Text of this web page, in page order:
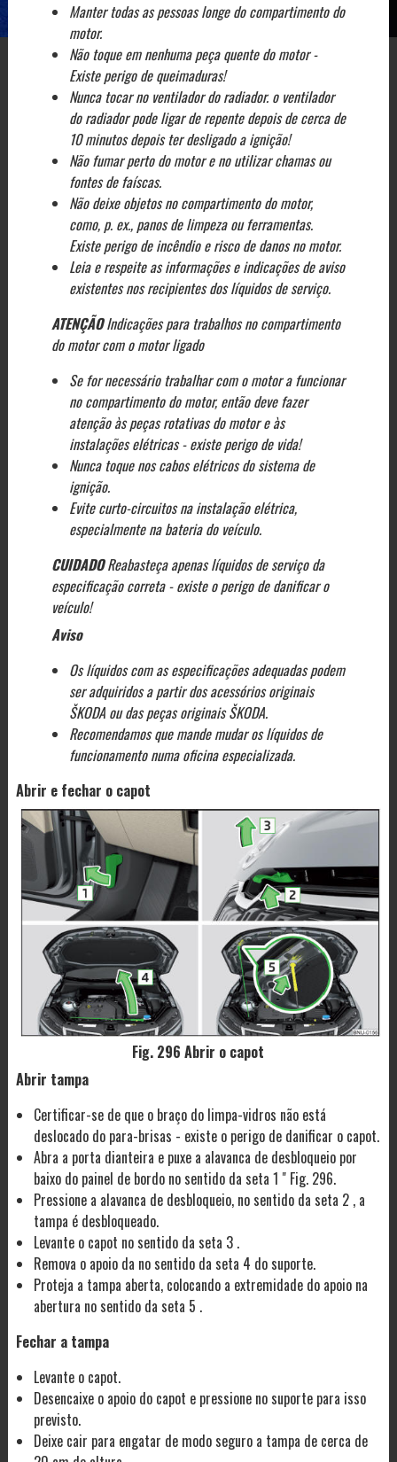
Manter todas as pessoas longe do compartimento do
motor.
Não toque em nenhuma peça quente do motor -
Existe perigo de queimaduras!
Nunca tocar no ventilador do radiador. o ventilador
do radiador pode ligar de repente depois de cerca de
10 minutos depois ter desligado a ignição!
Não fumar perto do motor e no utilizar chamas ou
fontes de faíscas.
Não deixe objetos no compartimento do motor,
como, p. ex., panos de limpeza ou ferramentas.
Existe perigo de incêndio e risco de danos no motor.
Leia e respeite as informações e indicações de aviso
existentes nos recipientes dos líquidos de serviço.
ATENÇÃOIndicações para trabalhos no compartimento
do motor com o motor ligado
Se for necessário trabalhar com o motor a funcionar
no compartimento do motor, então deve fazer
atenção às peças rotativas do motor e às
instalações elétricas - existe perigo de vida!
Nunca toque nos cabos elétricos do sistema de
ignição.
Evite curto-circuitos na instalação elétrica,
especialmente na bateria do veículo.
CUIDADOReabasteça apenas líquidos de serviço da
especificação correta - existe o perigo de danificar o
veículo!
Aviso
Os líquidos com as especificações adequadas podem
ser adquiridos a partir dos acessórios originais
ŠKODA ou das peças originais ŠKODA.
Recomendamos que mande mudar os líquidos de
funcionamento numa oficina especializada.
Abrir e fechar o capot
Fig. 296 Abrir o capot
Abrir tampa
Certificar-se de que o braço do limpa-vidros não está
deslocado do para-brisas - existe o perigo de danificar o capot.
Abra a porta dianteira e puxe a alavanca de desbloqueio por
baixo do painel de bordo no sentido da seta 1 " Fig. 296.
Pressione a alavanca de desbloqueio, no sentido da seta 2 , a
tampa é desbloqueado.
Levante o capot no sentido da seta 3 .
Remova o apoio da no sentido da seta 4 do suporte.
Proteja a tampa aberta, colocando a extremidade do apoio na
abertura no sentido da seta 5 .
Fechar a tampa
Levante o capot.
Desencaixe o apoio do capot e pressione no suporte para isso
previsto.
Deixe cair para engatar de modo seguro a tampa de cerca de